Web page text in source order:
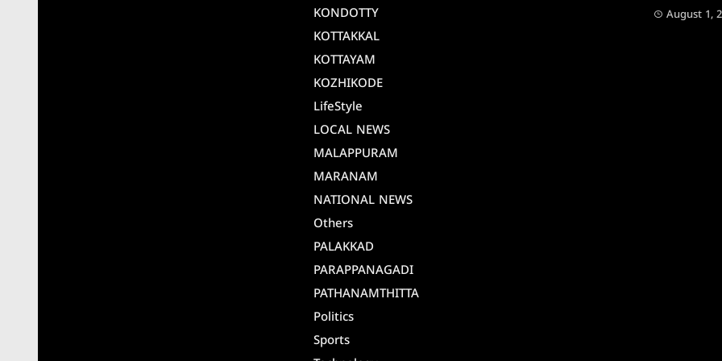
KONDOTTY
KOTTAKKAL
KOTTAYAM
KOZHIKODE
LifeStyle
LOCAL NEWS
MALAPPURAM
MARANAM
NATIONAL NEWS
Others
PALAKKAD
PARAPPANAGADI
PATHANAMTHITTA
Politics
Sports
August 1,